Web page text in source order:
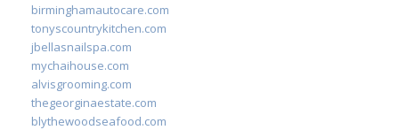
birminghamautocare.com
tonyscountrykitchen.com
jbellasnailspa.com
mychaihouse.com
alvisgrooming.com
thegeorginaestate.com
blythewoodseafood.com